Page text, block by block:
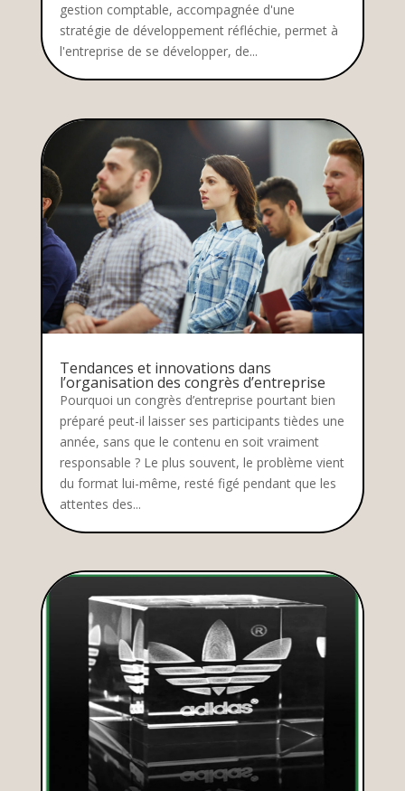
gestion comptable, accompagnée d'une
stratégie de développement réfléchie, permet à
l'entreprise de se développer, de...
Tendances et innovations dans
l’organisation des congrès d’entreprise
Pourquoi un congrès d’entreprise pourtant bien
préparé peut-il laisser ses participants tièdes une
année, sans que le contenu en soit vraiment
responsable ? Le plus souvent, le problème vient
du format lui-même, resté figé pendant que les
attentes des...